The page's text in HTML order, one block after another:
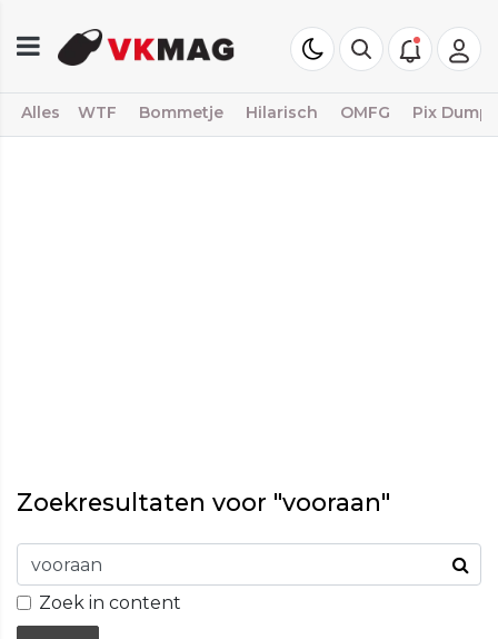
Alles WTF Bommetje Hilarisch OMFG Pix Dump
Zoekresultaten voor "vooraan"
Zoek in content